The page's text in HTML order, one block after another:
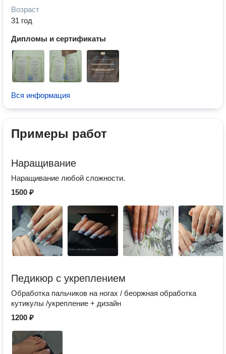
Возраст
31 год
Дипломы и сертификаты
Вся информация
Примеры работ
Наращивание
Наращивание любой сложности.
1500 ₽
Педикюр с укреплением
Обработка пальчиков на ногах / беоржная обработка
кутикулы /укрепление + дизайн
1200 ₽